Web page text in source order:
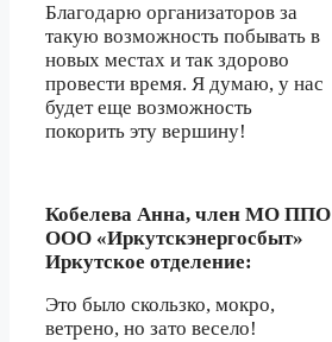
Благодарю организаторов за
такую возможность побывать в
новых местах и так здорово
провести время. Я думаю, у нас
будет еще возможность
покорить эту вершину!
Кобелева Анна, член МО ППО
ООО «Иркутскэнергосбыт»
Иркутское отделение:
Это было скользко, мокро,
ветрено, но зато весело!